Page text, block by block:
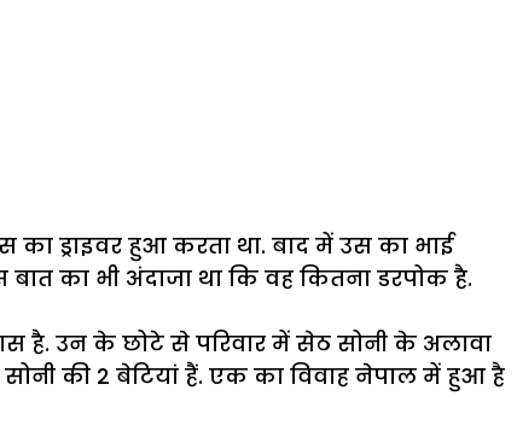
ड्राइवर हुआ करता था. बाद में उस का भाई
का भी अंदाजा था कि वह कितना डरपोक है.
है. उन के छोटे से परिवार में सेठ सोनी के अलावा
की 2 बेटियां हैं. एक का विवाह नेपाल में हुआ है